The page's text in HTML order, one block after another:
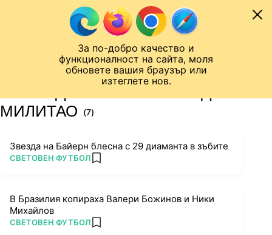
За по-добро качество и
функционалност на сайта, моля
обновете вашия браузър или
изтеглете нов.
Към съдържанието
Лига на Конференциите
МИЛИТАО
(7)
Звезда на Байерн блесна с 29 диаманта в зъбите
ПОВЕЧЕ ОТ
СВЕТОВЕН ФУТБОЛ add favorites
В Бразилия копираха Валери Божинов и Ники
Михайлов
ПОВЕЧЕ ОТ
СВЕТОВЕН ФУТБОЛ add favorites